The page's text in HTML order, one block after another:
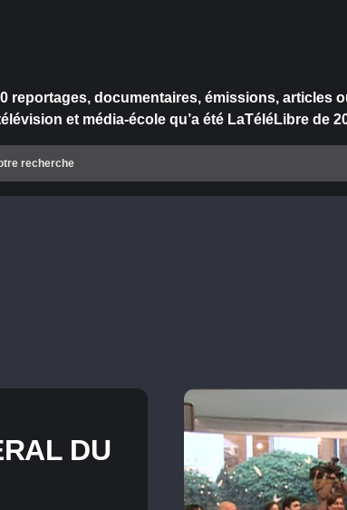
reportages, documentaires, émissions, articles
et média-école qu’a été LaTéléLibre de
DU